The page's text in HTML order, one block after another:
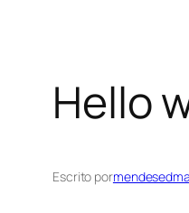
Hello
Escrito por